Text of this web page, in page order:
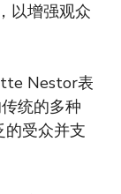
以增强观众
Nestor表
统的多种
的受众并支